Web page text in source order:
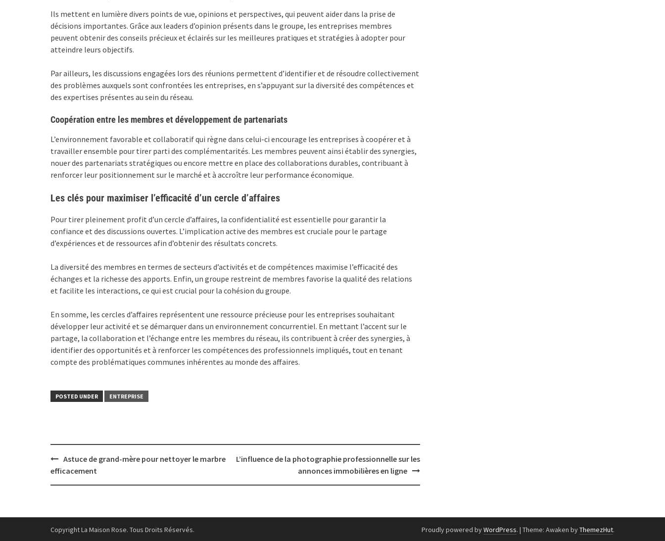
Ils mettent en lumière divers points de vue, opinions et perspectives, qui peuvent aider dans la prise de
décisions importantes. Grâce aux leaders d’opinion présents dans le groupe, les entreprises membres
peuvent obtenir des conseils précieux et éclairés sur les meilleures pratiques et stratégies à adopter pour
atteindre leurs objectifs.
Par ailleurs, les discussions engagées lors des réunions permettent d’identifier et de résoudre collectivement
des problèmes auxquels sont confrontées les entreprises, en s’appuyant sur la diversité des compétences et
des expertises présentes au sein du réseau.
Coopération entre les membres et développement de partenariats
L’environnement favorable et collaboratif qui règne dans celui-ci encourage les entreprises à coopérer et à
travailler ensemble pour tirer parti des complémentarités. Les membres peuvent ainsi établir des synergies,
nouer des partenariats stratégiques ou encore mettre en place des collaborations durables, contribuant à
renforcer leur positionnement sur le marché et à accroître leur performance économique.
Les clés pour maximiser l’efficacité d’un cercle d’affaires
Pour tirer pleinement profit d’un cercle d’affaires, la confidentialité est essentielle pour garantir la
confiance et des discussions ouvertes. L’implication active des membres est cruciale pour le partage
d’expériences et de ressources afin d’obtenir des résultats concrets.
La diversité des membres en termes de secteurs d’activités et de compétences maximise l’efficacité des
échanges et la richesse des apports. Enfin, un groupe restreint de membres favorise la qualité des relations
et facilite les interactions, ce qui est crucial pour la cohésion du groupe.
En somme, les cercles d’affaires représentent une ressource précieuse pour les entreprises souhaitant
développer leur activité et se démarquer dans un environnement concurrentiel. En mettant l’accent sur le
partage, la collaboration et l’échange entre les membres du réseau, ils contribuent à créer des synergies, à
identifier des opportunités et à renforcer les compétences des professionnels impliqués, tout en tenant
compte des problématiques communes inhérentes au monde des affaires.
POSTED UNDER ENTREPRISE
Post
navigation
Astuce de grand-mère pour nettoyer le marbre
efficacement
L’influence de la photographie professionnelle sur les
annonces immobilières en ligne
Copyright La Maison Rose. Tous Droits Réservés. Proudly powered byWordPress. | Theme: Awaken byThemezHut.